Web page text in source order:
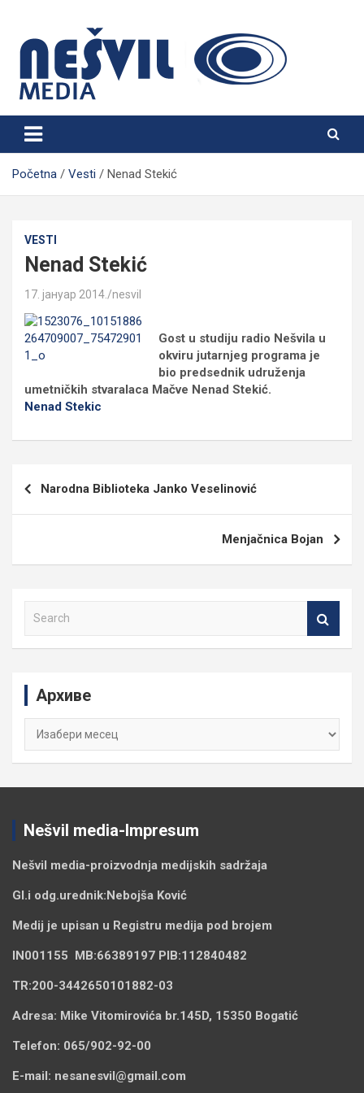
content
Nešvil Media Bogatić
Početna Vesti Nenad Stekić
VESTI
Nenad Stekić
17. јануар 2014. nesvil
Gost u studiju radio Nešvila u
okviru jutarnjeg programa je
bio predsednik udruženja
umetničkih stvaralaca Mačve Nenad Stekić.
Nenad Stekic
Narodna Biblioteka Janko Veselinović
Menjačnica Bojan
Архиве
Архиве
Nešvil media-Impresum
Nešvil media-proizvodnja medijskih sadržaja
Gl.i odg.urednik:Nebojša Ković
Medij je upisan u Registru medija pod brojem
IN001155 MB:66389197 PIB:112840482
TR:200-3442650101882-03
Adresa: Mike Vitomirovića br.145D, 15350 Bogatić
Telefon: 065/902-92-00
E-mail: nesanesvil@gmail.com